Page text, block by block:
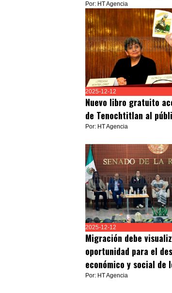
Por: HT Agencia
2025-12-12
Nuevo libro gratuito
de Tenochtitlan al
Por: HT Agencia
2025-12-12
Migración debe
oportunidad para el
económico y social de
Por: HT Agencia